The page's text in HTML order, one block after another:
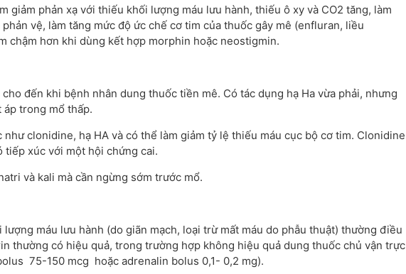
giảm phản xạ với thiếu khối lượng máu lưu hành, thiếu ô xy và CO2 tăng, làm
vệ, làm tăng mức độ ức chế cơ tim của thuốc gây mê (enfluran, liều
chậm hơn khi dùng kết hợp morphin hoặc neostigmin.
đến khi bệnh nhân dung thuốc tiền mê. Có tác dụng hạ Ha vừa phải, nhưng
áp trong mổ thấp.
clonidine, hạ HA và có thể làm giảm tỷ lệ thiếu máu cục bộ cơ tim. Clonidine
tiếp xúc với một hội chứng cai.
và kali mà cần ngừng sớm trước mổ.
máu lưu hành (do giãn mạch, loại trừ mất máu do phẫu thuật) thường điều
thường có hiệu quả, trong trường hợp không hiệu quả dung thuốc chủ vận trực
75-150 mcg hoặc adrenalin bolus 0,1- 0,2 mg).